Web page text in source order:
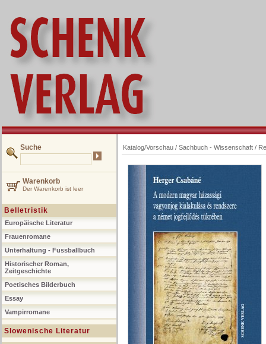
Suche
Warenkorb
Der Warenkorb ist leer
Belletristik
Europäische Literatur
Frauenromane
Unterhaltung - Fussballbuch
Historischer Roman,
Zeitgeschichte
Poetisches Bilderbuch
Essay
Vampirromane
Slowenische Literatur
Katalog/Vorschau / Sachbuch - Wissenschaft /